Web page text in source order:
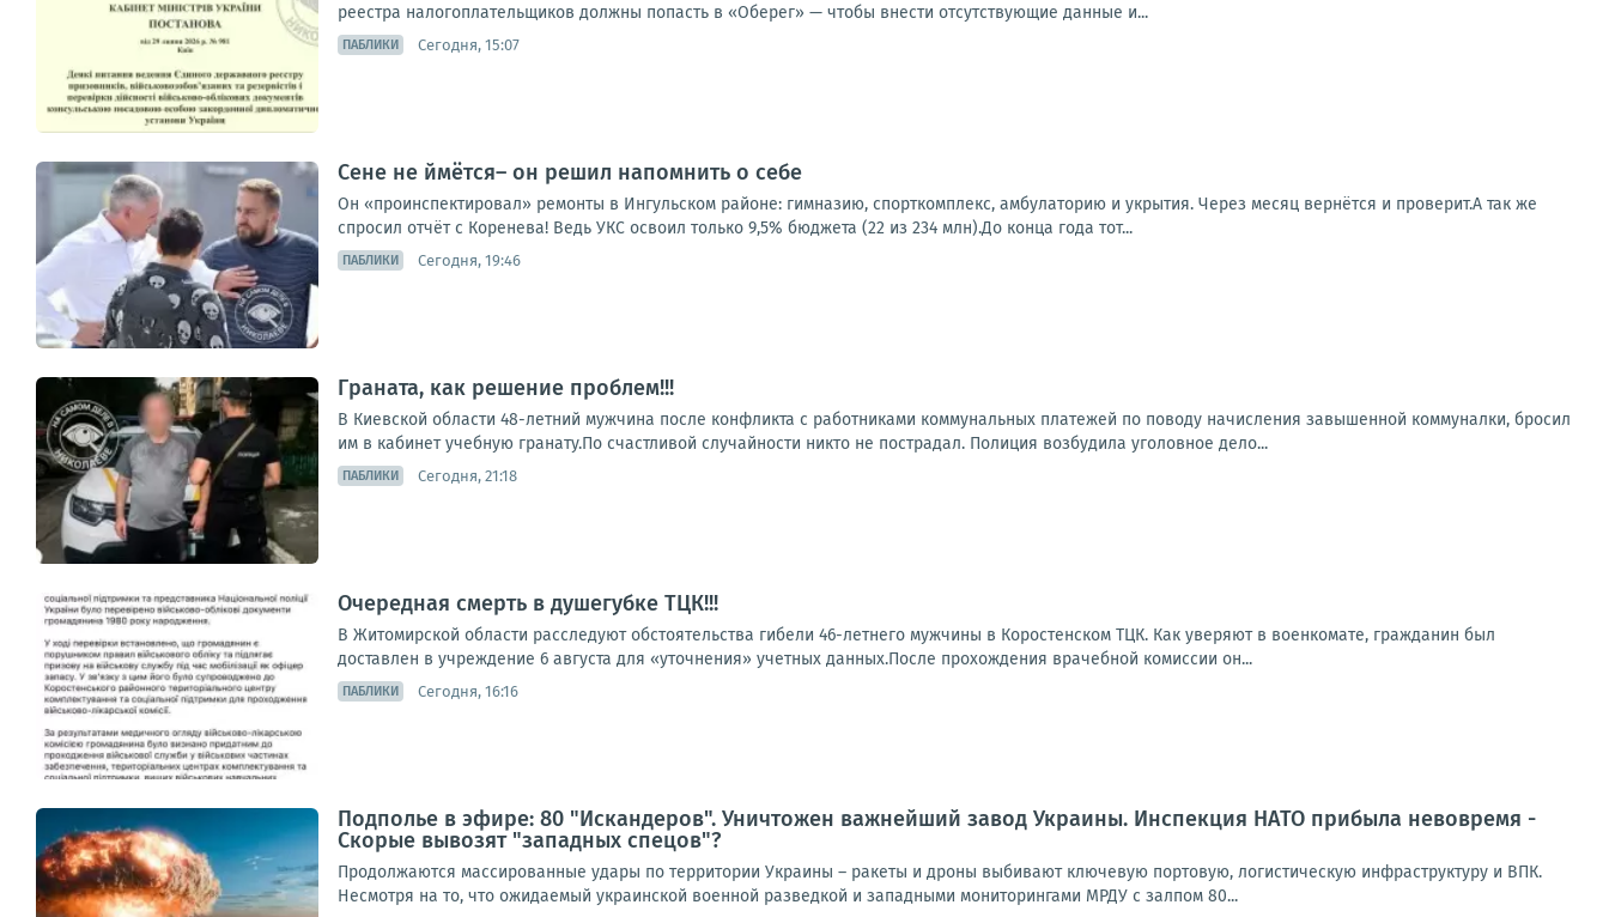
реестра налогоплательщиков должны попасть в «Оберег» — чтобы внести отсутствующие данные и...
ПАБЛИКИ Сегодня, 15:07
Сене не ймётся– он решил напомнить о себе
Он «проинспектировал» ремонты в Ингульском районе: гимназию, спорткомплекс, амбулаторию и укрытия. Через месяц вернётся и проверит.А так же
спросил отчёт с Коренева! Ведь УКС освоил только 9,5% бюджета (22 из 234 млн).До конца года тот...
ПАБЛИКИ Сегодня, 19:46
Граната, как решение проблем!!!
В Киевской области 48-летний мужчина после конфликта с работниками коммунальных платежей по поводу начисления завышенной коммуналки, бросил
им в кабинет учебную гранату.По счастливой случайности никто не пострадал. Полиция возбудила уголовное дело...
ПАБЛИКИ Сегодня, 21:18
Очередная смерть в душегубке ТЦК!!!
В Житомирской области расследуют обстоятельства гибели 46-летнего мужчины в Коростенском ТЦК. Как уверяют в военкомате, гражданин был
доставлен в учреждение 6 августа для «уточнения» учетных данных.После прохождения врачебной комиссии он...
ПАБЛИКИ Сегодня, 16:16
Подполье в эфире: 80 "Искандеров". Уничтожен важнейший завод Украины. Инспекция НАТО прибыла невовремя -
Скорые вывозят "западных спецов"?
Продолжаются массированные удары по территории Украины – ракеты и дроны выбивают ключевую портовую, логистическую инфраструктуру и ВПК.
Несмотря на то, что ожидаемый украинской военной разведкой и западными мониторингами МРДУ с залпом 80...